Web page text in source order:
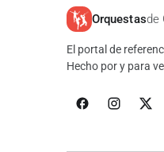
Orquestasde
El portal de
Hecho por y para